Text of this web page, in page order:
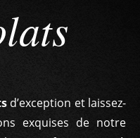
d’exception et laissez-
exquises de notre